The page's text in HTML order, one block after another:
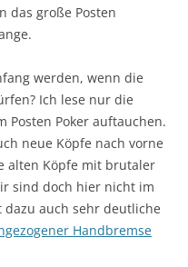
das große Posten
werden, wenn die
Ich lese nur die
Posten Poker auftauchen.
neue Köpfe nach vorne
alten Köpfe mit brutaler
sind doch hier nicht im
auch sehr deutliche
Handbremse